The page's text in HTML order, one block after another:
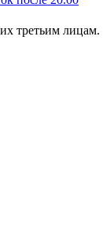
третьим лицам.